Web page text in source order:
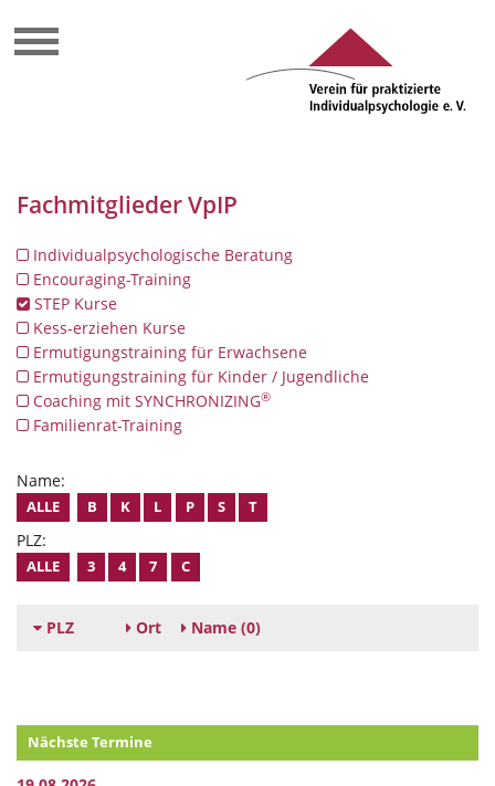
Fachmitglieder VpIP
Individualpsychologische Beratung
Encouraging-Training
STEP Kurse
Kess-erziehen Kurse
Ermutigungstraining für Erwachsene
Ermutigungstraining für Kinder / Jugendliche
Coaching mit SYNCHRONIZING®
Familienrat-Training
Name:
ALLE B K L P S T
PLZ:
ALLE 3 4 7 C
PLZ Ort Name (0)
Nächste Termine